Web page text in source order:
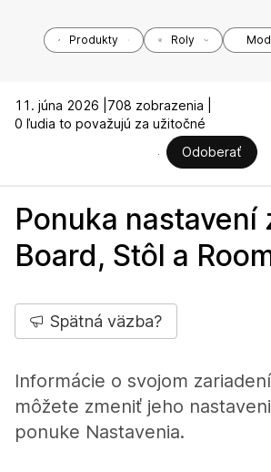
Produkty Roly
11. júna 2026 | 708 zobrazenia |
0 ľudia to považujú za užitočné
Odoberať
Ponuka nastavení
Board, Stôl a
Spätná väzba?
Informácie o svojom
môžete zmeniť jeho
ponuke Nastavenia.